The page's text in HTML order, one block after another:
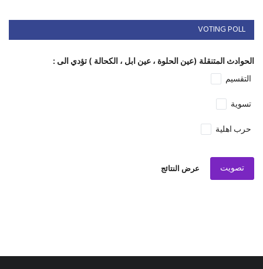
VOTING POLL
الحوادث المتنقلة (عين الحلوة ، عين ابل ، الكحالة ) تؤدي الى :
التقسيم
تسوية
حرب اهلية
تصويت عرض النتائج